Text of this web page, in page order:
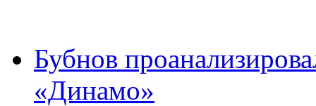
Бубнов
«Динамо»